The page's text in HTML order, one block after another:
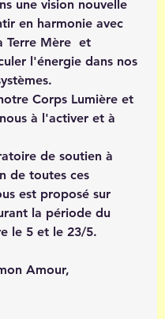
une vision nouvelle
en harmonie avec
Terre Mère  et
l'énergie dans nos
Corps Lumière et
à l'activer et à
de soutien à
de toutes ces
est proposé sur
la période du
le 5 et le 23/5.
Amour,